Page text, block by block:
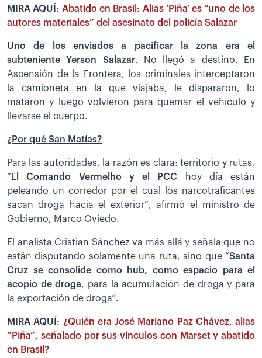
MIRA AQUÍ: Abatido en Brasil: Alias ‘Piña’ es “uno de los
autores materiales” del asesinato del policía Salazar
Uno de los enviados a pacificar la zona era el
subteniente Yerson Salazar. No llegó a destino. En
Ascensión de la Frontera, los criminales interceptaron
la camioneta en la que viajaba, le dispararon, lo
mataron y luego volvieron para quemar el vehículo y
llevarse el cuerpo.
¿Por qué San Matías?
Para las autoridades, la razón es clara: territorio y rutas.
”E l Comando Vermelho y el PCC
hoy día están
peleando un corredor por el cual los narcotraficantes
sacan droga hacia el exterior”, afirmó el ministro de
Gobierno, Marco Oviedo.
El analista Cristian Sánchez va más allá y señala que no
están disputando solamente una ruta, sino que “Santa
Cruz se consolide como hub, como espacio para el
acopio de droga, para la acumulación de droga y para
la exportación de droga”.
MIRA AQUÍ: ¿Quién era José Mariano Paz Chávez, alias
“Piña”, señalado por sus vínculos con Marset y abatido
en Brasil?